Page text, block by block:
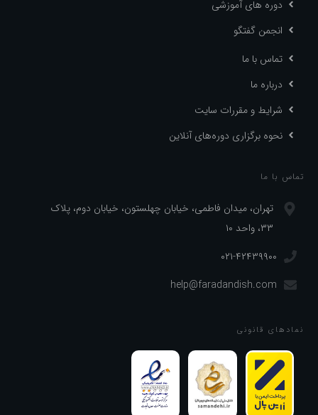
دوره های آموزشی
انجمن گفتگو
تماس با ما
درباره ما
شرایط و مقررات سایت
نحوه برگزاری دوره‌های آنلاین
تماس با ما
تهران، میدان فاطمی، خیابان چهلستون، خیابان دوم، پلاک
۳۳، واحد ۱۰
۰۲۱-۴۲۴۳۹۹۰۰
help@faradandish.com
نماد‌های قانونی